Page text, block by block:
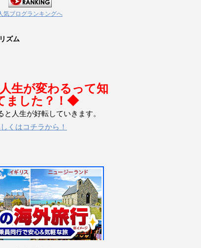
気ブログランキングへ
ズム
生が変わるって知
ました？！◆
と人生が好転していきます。
くはコチラから！